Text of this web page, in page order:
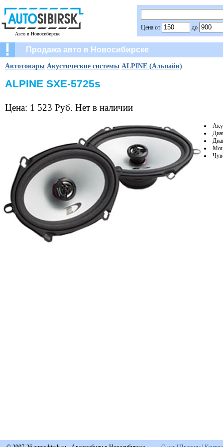
Авто в Новосибирске
Цена от до
Продажа авто в Новосибирске
Автотовары Акустические системы ALPINE (Альпайн)
ALPINE SXE-5725s
Цена: 1 523 Руб. Нет в наличии